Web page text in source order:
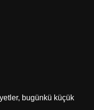
bugünkü küçük